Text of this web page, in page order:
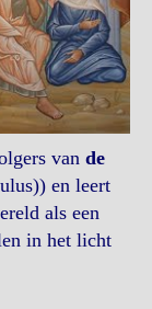
van de
en leert
als een
in het licht